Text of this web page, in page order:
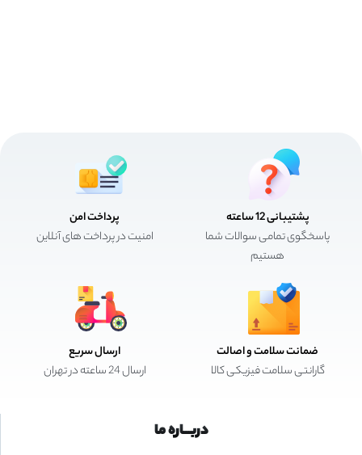
پشتیبانی 12 ساعته
پاسخگوی تمامی سوالات شما
هستیم
پرداخت امن
امنیت در پرداخت های آنلاین
ضمانت سلامت و اصالت
گارانتی سلامت فیزیکی کالا
ارسال سریع
ارسال 24 ساعته در تهران
دربـــاره ما